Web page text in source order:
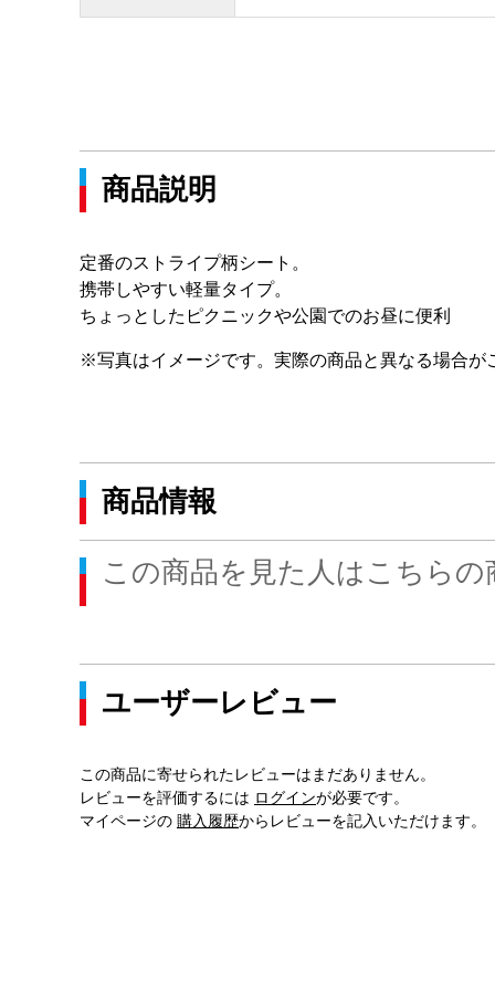
商品説明
定番のストライプ柄シート。
携帯しやすい軽量タイプ。
ちょっとしたピクニックや公園でのお昼に便利
※写真はイメージです。実際の商品と異なる場合が
商品情報
この商品を見た人はこちら
ユーザーレビュー
この商品に寄せられたレビューはまだありません。
レビューを評価するには ログインが必要です。
マイページの 購入履歴からレビューを記入いただけます。